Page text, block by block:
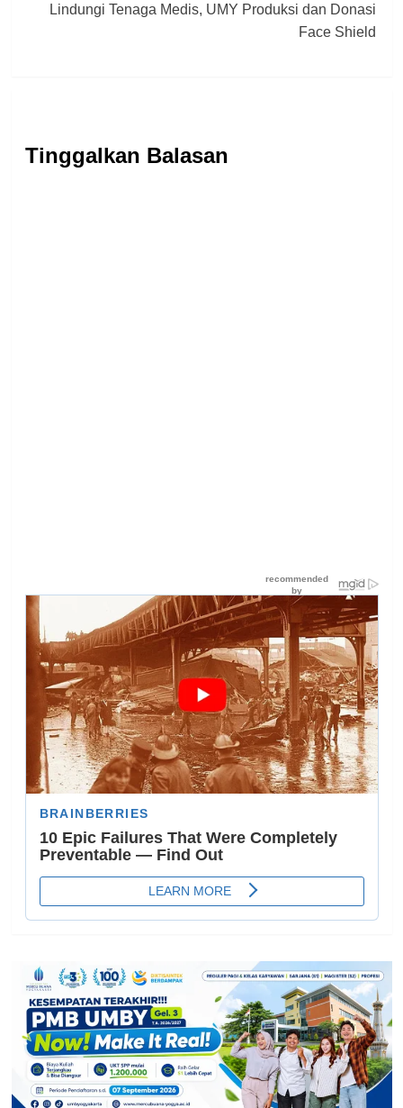
Lindungi Tenaga Medis, UMY Produksi dan Donasi
Face Shield
Tinggalkan Balasan